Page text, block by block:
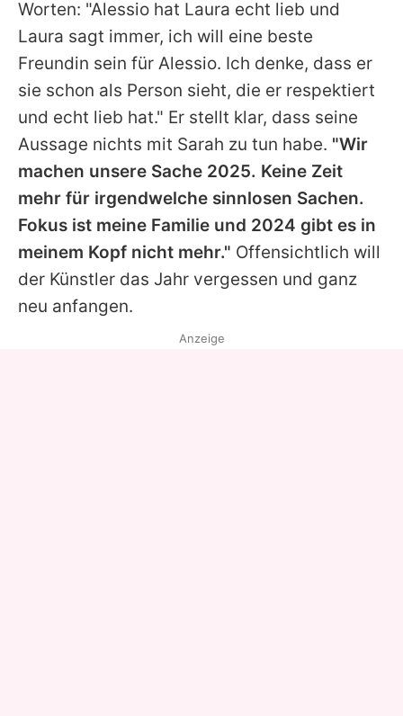
Worten: "Alessio hat Laura echt lieb und
Laura sagt immer, ich will eine beste
Freundin sein für Alessio. Ich denke, dass er
sie schon als Person sieht, die er respektiert
und echt lieb hat." Er stellt klar, dass seine
Aussage nichts mit Sarah zu tun habe. "Wir
machen unsere Sache 2025. Keine Zeit
mehr für irgendwelche sinnlosen Sachen.
Fokus ist meine Familie und 2024 gibt es in
meinem Kopf nicht mehr." Offensichtlich will
der Künstler das Jahr vergessen und ganz
neu anfangen.
Anzeige